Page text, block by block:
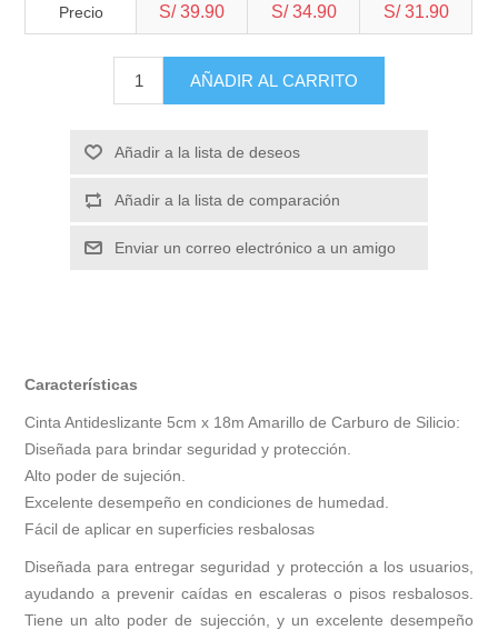
Precio S/ 39.90 S/ 34.90 S/ 31.90
AÑADIR AL CARRITO
Añadir a la lista de deseos
Añadir a la lista de comparación
Enviar un correo electrónico a un amigo
Características
Cinta Antideslizante 5cm x 18m Amarillo de Carburo de Silicio:
Diseñada para brindar seguridad y protección.
Alto poder de sujeción.
Excelente desempeño en condiciones de humedad.
Fácil de aplicar en superficies resbalosas
Diseñada para entregar seguridad y protección a los usuarios,
ayudando a prevenir caídas en escaleras o pisos resbalosos.
Tiene un alto poder de sujección, y un excelente desempeño